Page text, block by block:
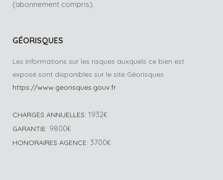
(abonnement compris).
GÉORISQUES
Les informations sur les risques auxquels ce bien est
exposé sont disponibles sur le site Géorisques
https://www.georisques.gouv.fr
CHARGES ANNUELLES: 1932€
GARANTIE: 9800€
HONORAIRES AGENCE: 3700€